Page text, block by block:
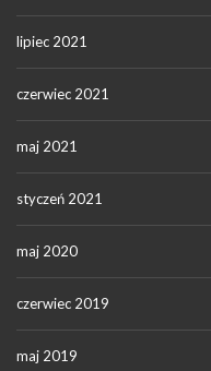
lipiec 2021
czerwiec 2021
maj 2021
styczeń 2021
maj 2020
czerwiec 2019
maj 2019